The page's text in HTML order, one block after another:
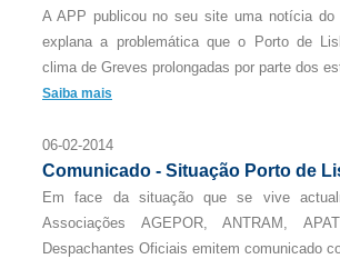
A APP publicou no seu site uma notícia do
explana a problemática que o Porto de
clima de Greves prolongadas por parte dos
Saiba mais
06-02-2014
Comunicado - Situação Porto de
Em face da situação que se vive
Associações AGEPOR, ANTRAM,
Despachantes Oficiais emitem comunicado